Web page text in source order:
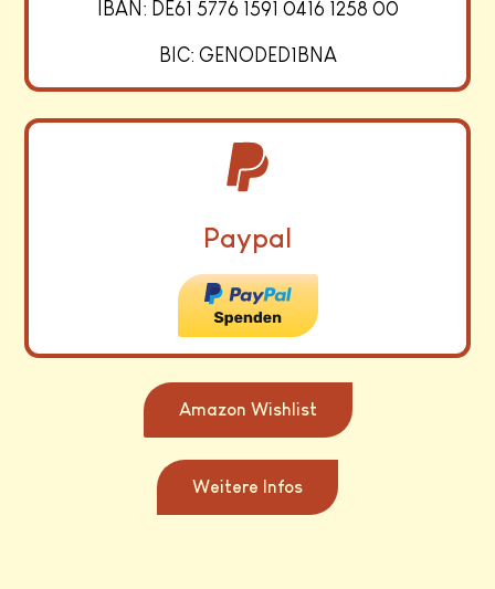
IBAN: DE61 5776 1591 0416 1258 00
BIC: GENODED1BNA
Paypal
Amazon Wishlist
Weitere Infos